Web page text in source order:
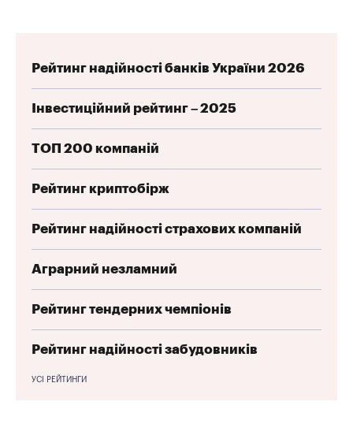
Рейтинг надійності банків України 2026
Інвестиційний рейтинг – 2025
ТОП 200 компаній
Рейтинг криптобірж
Рейтинг надійності страхових компаній
Аграрний незламний
Рейтинг тендерних чемпіонів
Рейтинг надійності забудовників
УСІ РЕЙТИНГИ